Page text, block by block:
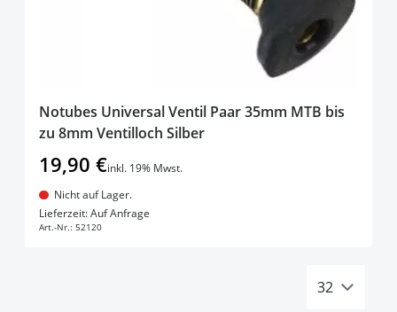
Notubes Universal Ventil Paar 35mm MTB bis
zu 8mm Ventilloch Silber
19,90 €inkl. 19% Mwst.
Nicht auf Lager.
Lieferzeit: Auf Anfrage
Art.-Nr.: 52120
In den Warenkorb